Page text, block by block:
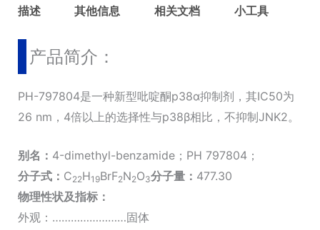
描述 其他信息 相关文档 小工具
产品简介：
PH-797804是一种新型吡啶酮p38α抑制剂，其IC50为
26 nm，4倍以上的选择性与p38β相比，不抑制JNK2。
别名： 4-dimethyl-benzamide；PH 797804；
分子式： C22H19BrF2N2O3分子量： 477.30
物理性状及指标：
外观：……………………固体